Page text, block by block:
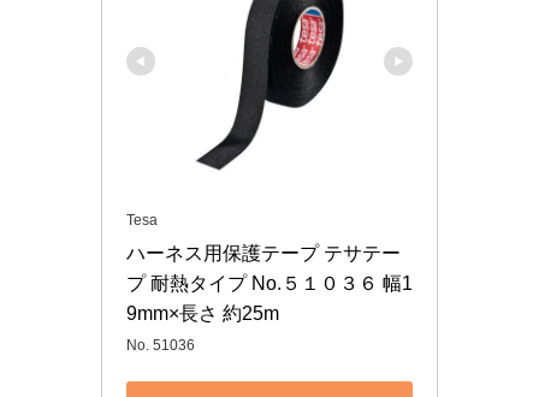
Tesa
ハーネス用保護テープ テサテー
プ 耐熱タイプ No.５１０３６ 幅1
9mm×長さ 約25m
No. 51036